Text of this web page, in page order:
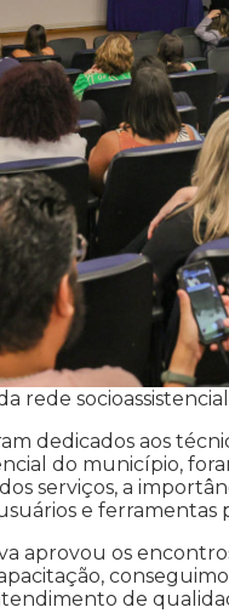
rede
dedicados aos
do município,
serviços, a
e ferramentas
aprovou os
de